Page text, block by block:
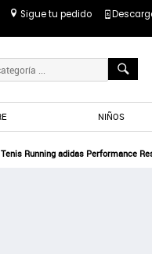
Sigue tu pedido
NIÑOS
Tenis Running adidas Performance